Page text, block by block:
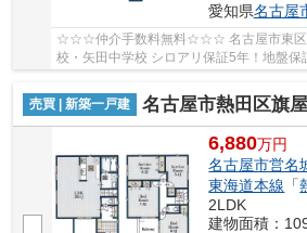
愛知県名古屋
☆☆☆仲介手数料無料☆☆☆ 名古屋市東区
校・矢田中学校 シロアリ保証5年！地盤保
売買 | 新築一戸建 名古屋市熱田区旗屋2丁目16-9【仲介手数
6,880万円
名古屋市営名
東海道本線 「
2LDK
建物面積：